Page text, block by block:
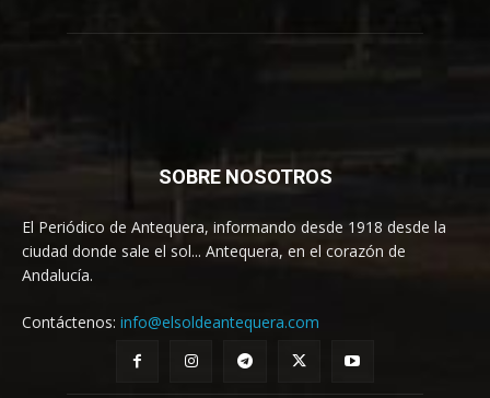
SOBRE NOSOTROS
El Periódico de Antequera, informando desde 1918 desde la
ciudad donde sale el sol... Antequera, en el corazón de
Andalucía.
Contáctenos: info@elsoldeantequera.com